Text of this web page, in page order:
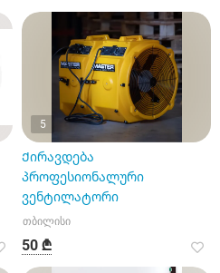
5
Ქირავდება
პროფესიონალური
ვენტილატორი
თბილისი
50 ₾